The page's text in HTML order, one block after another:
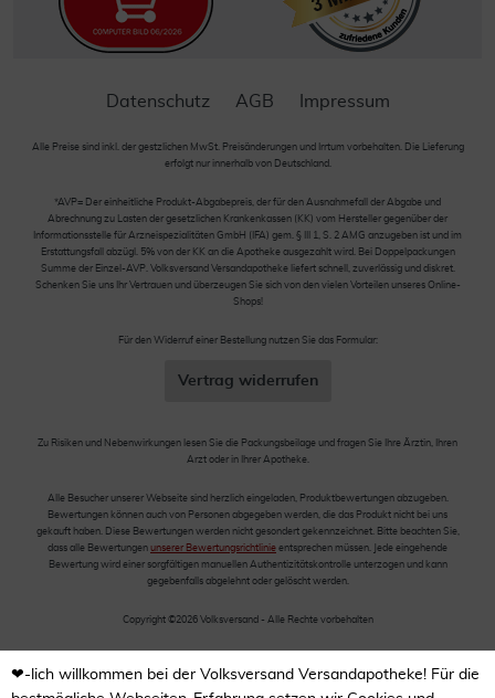
Datenschutz AGB Impressum
Alle Preise sind inkl. der gestzlichen MwSt. Preisänderungen und Irrtum vorbehalten. Die Lieferung
erfolgt nur innerhalb von Deutschland.
*AVP= Der einheitliche Produkt-Abgabepreis, der für den Ausnahmefall der Abgabe und
Abrechnung zu Lasten der gesetzlichen Krankenkassen (KK) vom Hersteller gegenüber der
Informationsstelle für Arzneispezialitäten GmbH (IFA) gem. § III 1, S. 2 AMG anzugeben ist und im
Erstattungsfall abzügl. 5% von der KK an die Apotheke ausgezahlt wird. Bei Doppelpackungen
Summe der Einzel-AVP. Volksversand Versandapotheke liefert schnell, zuverlässig und diskret.
Schenken Sie uns Ihr Vertrauen und überzeugen Sie sich von den vielen Vorteilen unseres Online-
Shops!
Für den Widerruf einer Bestellung nutzen Sie das Formular:
Vertrag widerrufen
Zu Risiken und Nebenwirkungen lesen Sie die Packungsbeilage und fragen Sie Ihre Ärztin, Ihren
Arzt oder in Ihrer Apotheke.
Alle Besucher unserer Webseite sind herzlich eingeladen, Produktbewertungen abzugeben.
Bewertungen können auch von Personen abgegeben werden, die das Produkt nicht bei uns
gekauft haben. Diese Bewertungen werden nicht gesondert gekennzeichnet. Bitte beachten Sie,
dass alle Bewertungen unserer Bewertungsrichtlinie entsprechen müssen. Jede eingehende
Bewertung wird einer sorgfältigen manuellen Authentizitätskontrolle unterzogen und kann
gegebenfalls abgelehnt oder gelöscht werden.
Copyright ©2026 Volksversand - Alle Rechte vorbehalten
❤-lich willkommen bei der Volksversand Versandapotheke! Für die